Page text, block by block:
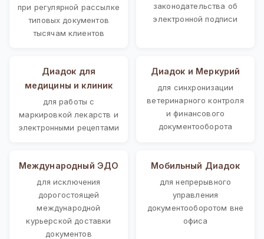
при регулярной рассылке
типовых документов
тысячам клиентов
законодательства об
электронной подписи
Диадок для
медицины и клиник
для работы с
маркировкой лекарств и
электронными рецептами
Диадок и Меркурий
для синхронизации
ветеринарного контроля
и финансового
документооборота
Международный ЭДО
для исключения
дорогостоящей
международной
курьерской доставки
документов
Мобильный Диадок
для непрерывного
управления
документооборотом вне
офиса